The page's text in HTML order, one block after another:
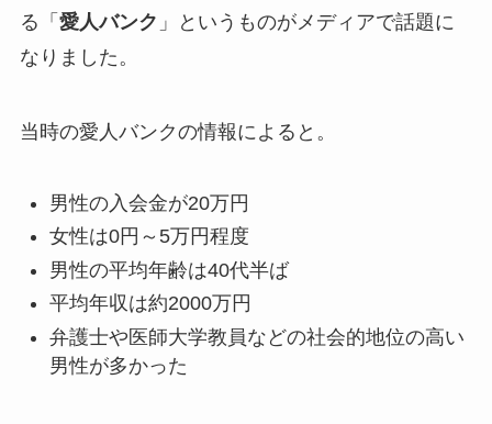
る「 愛人バンク 」というものがメディアで話題に
なりました。
当時の愛人バンクの情報によると。
男性の入会金が20万円
女性は0円～5万円程度
男性の平均年齢は40代半ば
平均年収は約2000万円
弁護士や医師大学教員などの社会的地位の高い
男性が多かった